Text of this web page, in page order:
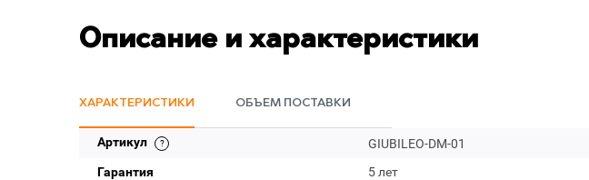
Описание и характеристики
ХАРАКТЕРИСТИКИ ОБЪЕМ ПОСТАВКИ
Артикул
GIUBILEO-DM-01
Гарантия
5 лет